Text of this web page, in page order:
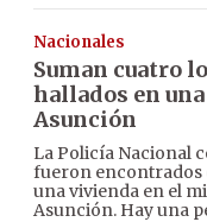
Nacionales
Suman cuatro
hallados en
Asunción
La Policía Nacional
fueron encontrados
una vivienda en el
Asunción. Hay una